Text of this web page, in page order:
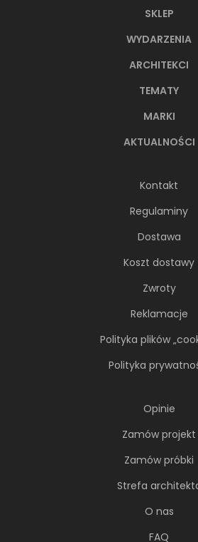
Soft minimalizm z
chłodnej, zachowawczej
Jak wybrać idealne
ogrodowe?
krzesłach i zestawach
wypoczynkowych
Aranżacja przydomowej
SKLEP
WYDARZENIA
ARCHITEKCI
TEMATY
MARKI
AKTUALNOŚCI
Kontakt
Regulaminy
Dostawa
Koszt dostawy
Zwroty
Reklamacje
Polityka plików
Polityka
Opinie
Zamów projekt
Zamów próbki
Strefa
O nas
FAQ